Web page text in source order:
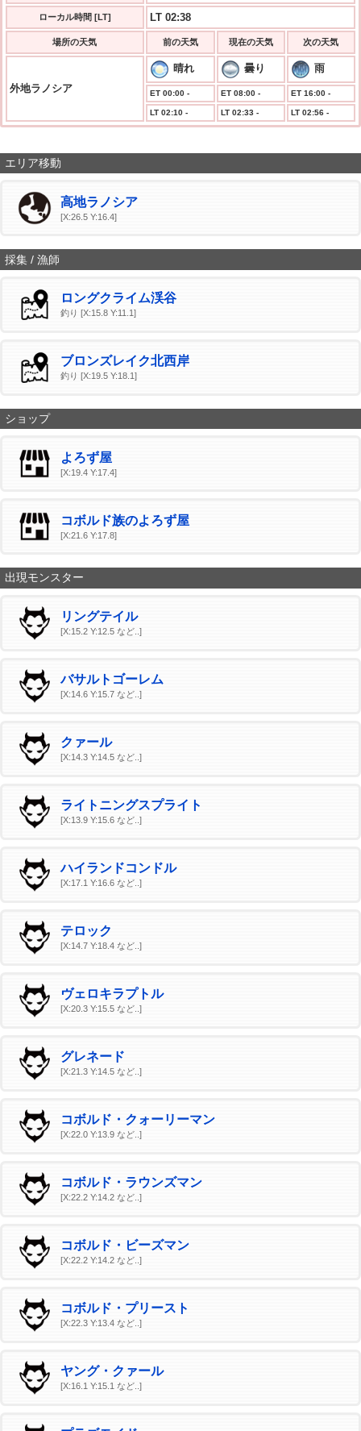
ローカル時間 [LT] LT 02:38
場所の天気 前の天気 現在の天気 次の天気
外地ラノシア
晴れ 曇り 雨
ET 00:00 - ET 08:00 - ET 16:00 -
LT 02:10 - LT 02:33 - LT 02:56 -
エリア移動
高地ラノシア
[X:26.5 Y:16.4]
採集 / 漁師
ロングクライム渓谷
釣り [X:15.8 Y:11.1]
ブロンズレイク北西岸
釣り [X:19.5 Y:18.1]
ショップ
よろず屋
[X:19.4 Y:17.4]
コボルド族のよろず屋
[X:21.6 Y:17.8]
出現モンスター
リングテイル
[X:15.2 Y:12.5 など..]
バサルトゴーレム
[X:14.6 Y:15.7 など..]
クァール
[X:14.3 Y:14.5 など..]
ライトニングスプライト
[X:13.9 Y:15.6 など..]
ハイランドコンドル
[X:17.1 Y:16.6 など..]
テロック
[X:14.7 Y:18.4 など..]
ヴェロキラプトル
[X:20.3 Y:15.5 など..]
グレネード
[X:21.3 Y:14.5 など..]
コボルド・クォーリーマン
[X:22.0 Y:13.9 など..]
コボルド・ラウンズマン
[X:22.2 Y:14.2 など..]
コボルド・ビーズマン
[X:22.2 Y:14.2 など..]
コボルド・プリースト
[X:22.3 Y:13.4 など..]
ヤング・クァール
[X:16.1 Y:15.1 など..]